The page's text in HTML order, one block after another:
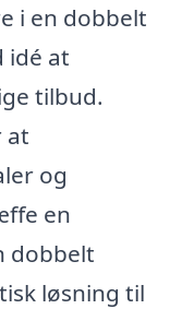
i en dobbelt
idé at
tilbud.
at
og
en
dobbelt
løsning til